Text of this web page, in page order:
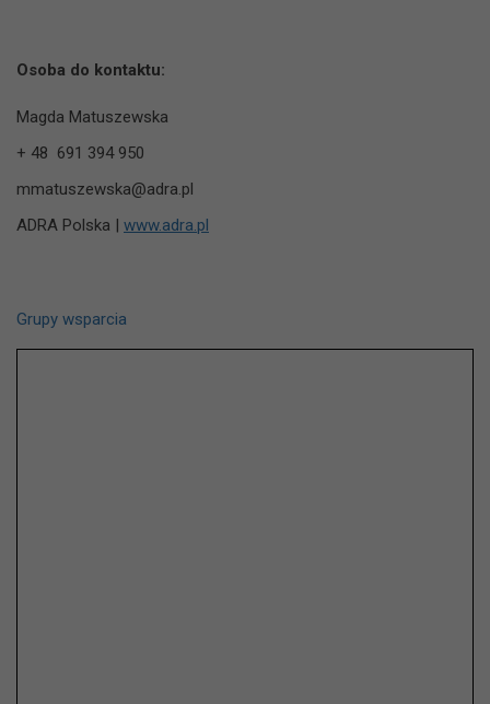
Osoba do kontaktu:
Magda Matuszewska
+ 48 691 394 950
mmatuszewska@adra.pl
ADRA Polska | www.adra.pl
Grupy wsparcia